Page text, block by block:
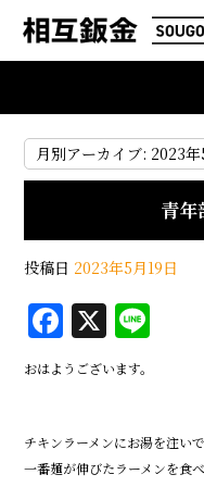
月別アーカイブ: 2023年
青年
投稿日 2023年5月19日
F
a
c
e
b
X
おはようございます。
チキンラーメンにお湯を注い
一番麺が伸びたラーメンを食べ